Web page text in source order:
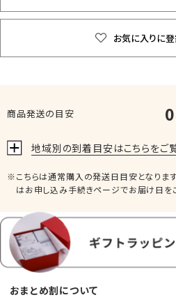
お気に入りに
商品発送の目安
地域別の到着目安はこちらをご
こちらは通常購入の発送日目安となりま
はお申し込み手続きページでお届け日を
おまとめ割について